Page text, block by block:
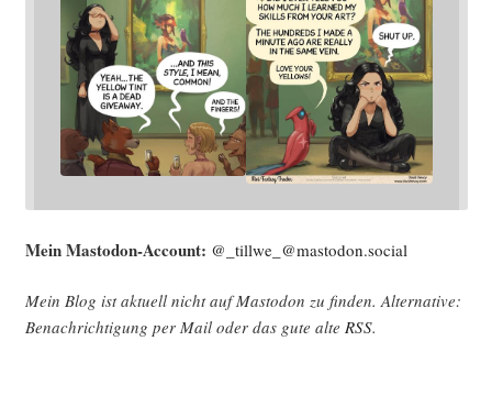
Mein Mast­o­don-Account: @_tillwe_@mastodon.social
Mein Blog ist aktu­ell nicht auf Mast­o­don zu fin­den. Alter­na­ti­ve:
Benach­rich­ti­gung per Mail oder das gute alte RSS.